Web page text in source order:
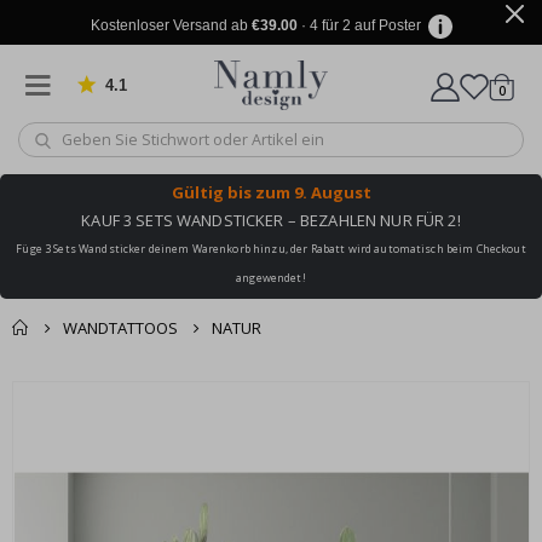
Kostenloser Versand ab €39.00· 4 für 2 auf Poster
4.1 von 1029 Bewertungen
Wagen
0
Gültig bis zum 9. August
KAUF 3 SETS WANDSTICKER – BEZAHLEN NUR FÜR 2!
Füge 3 Sets Wandsticker deinem Warenkorb hinzu, der Rabatt wird automatisch beim Checkout
angewendet!
WANDTATTOOS NATUR
Bildgalerie